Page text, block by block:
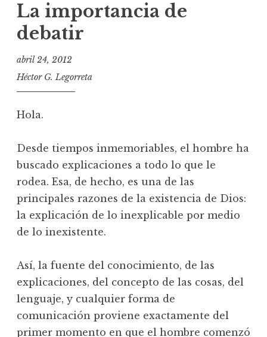
La importancia de
debatir
abril 24, 2012
Héctor G. Legorreta
Hola.
Desde tiempos inmemoriables, el hombre ha
buscado explicaciones a todo lo que le
rodea. Esa, de hecho, es una de las
principales razones de la existencia de Dios:
la explicación de lo inexplicable por medio
de lo inexistente.
Así, la fuente del conocimiento, de las
explicaciones, del concepto de las cosas, del
lenguaje, y cualquier forma de
comunicación proviene exactamente del
primer momento en que el hombre comenzó